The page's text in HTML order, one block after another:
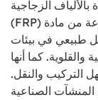
بالألياف الزجاجية
(FRP) بمزايا رائعة. فهي مصنوعة من مادة FRP، وتتميز بمقاومة
طبيعي في بيئات
كما أنها
التركيب والنقل.
الصناعية